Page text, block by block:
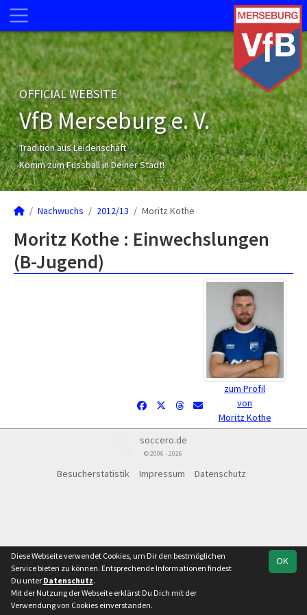
OFFICIAL WEBSITE
VfB Merseburg e. V.
Tradition aus Leidenschaft
Komm zum Fussball in Deiner Stadt!
Nachwuchs 2012/13 Moritz Kothe
Moritz Kothe : Einwechslungen
(B-Jugend)
zum Profil
von
Moritz Kothe
soccero.de
© 2006 - 2026
Besucherstatistik Impressum Datenschutz
OK
Diese Webseite verwendet Cookies, um Dir den bestmöglichen
Service bieten zu können. Entsprechende Informationen findest
Du unter Datenschutz.
Mit der Nutzung der Webseite erklärst Du Dich mit der
Verwendung von Cookies einverstanden.